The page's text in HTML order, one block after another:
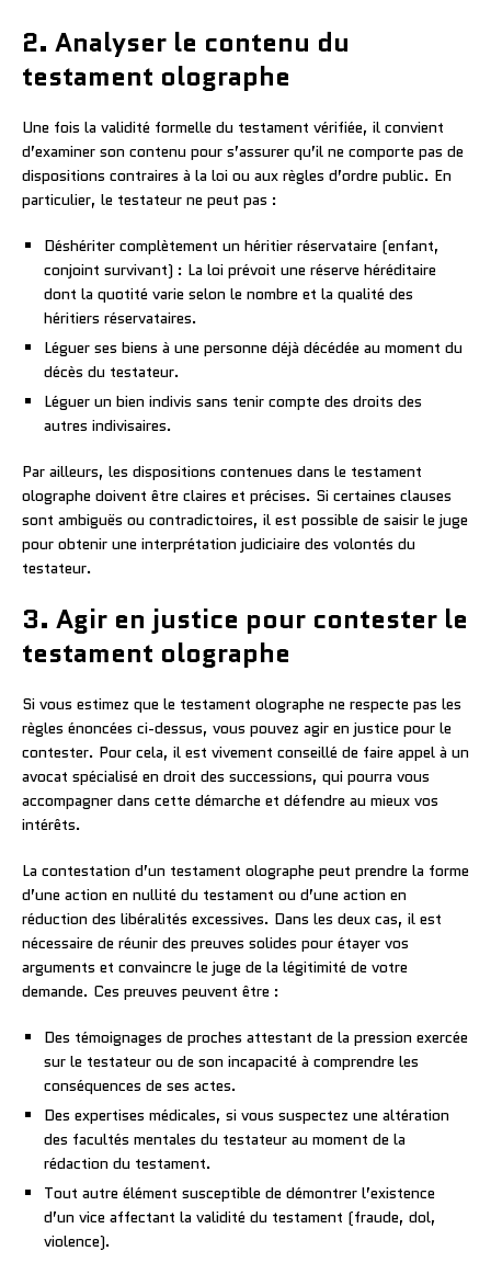
2. Analyser le contenu du
testament olographe
Une fois la validité formelle du testament vérifiée, il convient
d’examiner son contenu pour s’assurer qu’il ne comporte pas de
dispositions contraires à la loi ou aux règles d’ordre public. En
particulier, le testateur ne peut pas :
Déshériter complètement un héritier réservataire (enfant,
conjoint survivant) : La loi prévoit une réserve héréditaire
dont la quotité varie selon le nombre et la qualité des
héritiers réservataires.
Léguer ses biens à une personne déjà décédée au moment du
décès du testateur.
Léguer un bien indivis sans tenir compte des droits des
autres indivisaires.
Par ailleurs, les dispositions contenues dans le testament
olographe doivent être claires et précises. Si certaines clauses
sont ambiguës ou contradictoires, il est possible de saisir le juge
pour obtenir une interprétation judiciaire des volontés du
testateur.
3. Agir en justice pour contester le
testament olographe
Si vous estimez que le testament olographe ne respecte pas les
règles énoncées ci-dessus, vous pouvez agir en justice pour le
contester. Pour cela, il est vivement conseillé de faire appel à un
avocat spécialisé en droit des successions, qui pourra vous
accompagner dans cette démarche et défendre au mieux vos
intérêts.
La contestation d’un testament olographe peut prendre la forme
d’une action en nullité du testament ou d’une action en
réduction des libéralités excessives. Dans les deux cas, il est
nécessaire de réunir des preuves solides pour étayer vos
arguments et convaincre le juge de la légitimité de votre
demande. Ces preuves peuvent être :
Des témoignages de proches attestant de la pression exercée
sur le testateur ou de son incapacité à comprendre les
conséquences de ses actes.
Des expertises médicales, si vous suspectez une altération
des facultés mentales du testateur au moment de la
rédaction du testament.
Tout autre élément susceptible de démontrer l’existence
d’un vice affectant la validité du testament (fraude, dol,
violence).